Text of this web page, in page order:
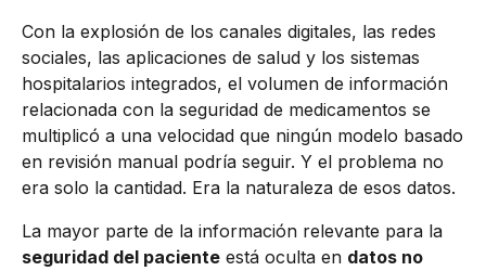
Con la explosión de los canales digitales, las redes
sociales, las aplicaciones de salud y los sistemas
hospitalarios integrados, el volumen de información
relacionada con la seguridad de medicamentos se
multiplicó a una velocidad que ningún modelo basado
en revisión manual podría seguir. Y el problema no
era solo la cantidad. Era la naturaleza de esos datos.
La mayor parte de la información relevante para la
seguridad del paciente está oculta en datos no